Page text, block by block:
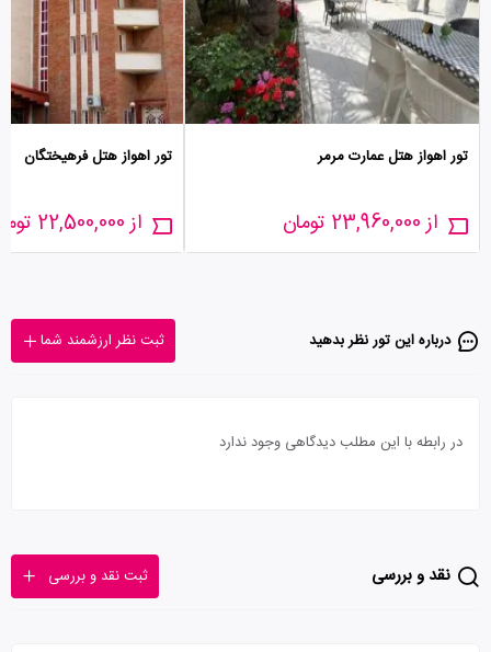
تور اهواز هتل عمارت مرمر
از 23,960,000 تومان
تور اهواز هتل فرهیختگان
از 22,500,000 تومان
درباره این تور‌ نظر بدهید ثبت نظر ارزشمند شما
در رابطه با این مطلب دیدگاهی وجود ندارد
نقد و بررسی ثبت نقد و بررسی